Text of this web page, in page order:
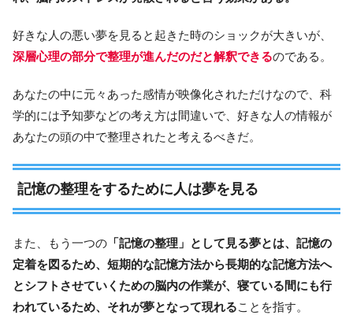
好きな人の悪い夢を見ると起きた時のショックが大きいが、
深層心理の部分で整理が進んだのだと解釈できるのである。
あなたの中に元々あった感情が映像化されただけなので、科
学的には予知夢などの考え方は間違いで、好きな人の情報が
あなたの頭の中で整理されたと考えるべきだ。
記憶の整理をするために人は夢を見る
また、もう一つの 「記憶の整理」として見る夢とは、記憶の
定着を図るため、短期的な記憶方法から長期的な記憶方法へ
とシフトさせていくための脳内の作業が、寝ている間にも行
われているため、それが夢となって現れることを指す。